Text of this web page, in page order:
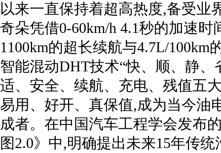
以来一直保持着超高热度,备受业
奇朵凭借0-60km/h 4.1秒的加速
1100km的超长续航与4.7L/
智能混动DHT技术“快、顺、静
适、安全、续航、充电、残值五
易用、好开、真保值,成为当今油
成者。在中国汽车工程学会发布
图2.0》中,明确提出未来15年传